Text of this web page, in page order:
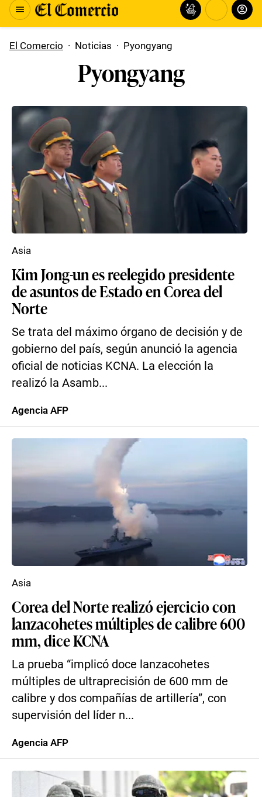
El Comercio · Noticias · Pyongyang
Pyongyang
Kim Jong-un es reelegido presidente
de asuntos de Estado en Corea del
Norte
Se trata del máximo órgano de decisión y de
gobierno del país, según anunció la agencia
oficial de noticias KCNA. La elección la
realizó la Asamb...
Asia
Agencia AFP
Corea del Norte realizó ejercicio con
lanzacohetes múltiples de calibre 600
mm, dice KCNA
La prueba “implicó doce lanzacohetes
múltiples de ultraprecisión de 600 mm de
calibre y dos compañías de artillería”, con
supervisión del líder n...
Asia
Agencia AFP